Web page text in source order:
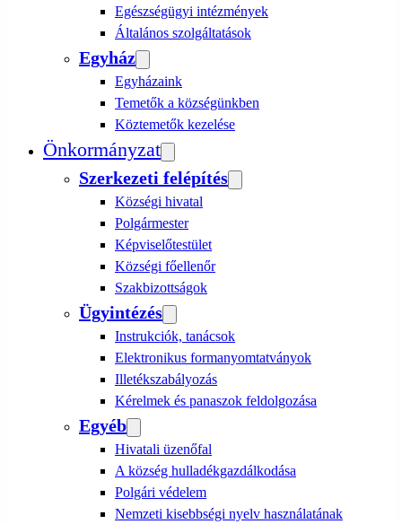
Egészségügyi intézmények
Általános szolgáltatások
Egyház
Egyházaink
Temetők a községünkben
Köztemetők kezelése
Önkormányzat
Szerkezeti felépítés
Községi hivatal
Polgármester
Képviselőtestület
Községi főellenőr
Szakbizottságok
Ügyintézés
Instrukciók, tanácsok
Elektronikus formanyomtatványok
Illetékszabályozás
Kérelmek és panaszok feldolgozása
Egyéb
Hivatali üzenőfal
A község hulladékgazdálkodása
Polgári védelem
Nemzeti kisebbségi nyelv használatának